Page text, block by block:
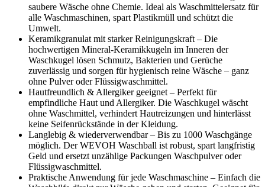
saubere Wäsche ohne Chemie. Ideal als Waschmittelersatz für
alle Waschmaschinen, spart Plastikmüll und schützt die
Umwelt.
Keramikgranulat mit starker Reinigungskraft – Die
hochwertigen Mineral-Keramikkugeln im Inneren der
Waschkugel lösen Schmutz, Bakterien und Gerüche
zuverlässig und sorgen für hygienisch reine Wäsche – ganz
ohne Pulver oder Flüssigwaschmittel.
Hautfreundlich & Allergiker geeignet – Perfekt für
empfindliche Haut und Allergiker. Die Waschkugel wäscht
ohne Waschmittel, verhindert Hautreizungen und hinterlässt
keine Seifenrückstände in der Kleidung.
Langlebig & wiederverwendbar – Bis zu 1000 Waschgänge
möglich. Der WEVOH Waschball ist robust, spart langfristig
Geld und ersetzt unzählige Packungen Waschpulver oder
Flüssigwaschmittel.
Praktische Anwendung für jede Waschmaschine – Einfach die